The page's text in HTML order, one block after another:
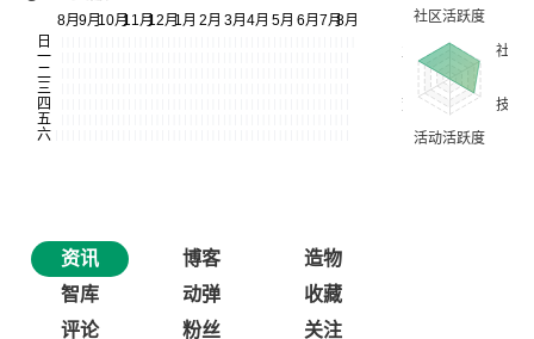
资讯 博客
造物
智库
动弹
收藏
评论
粉丝 关注